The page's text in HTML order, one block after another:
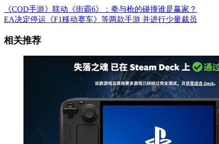
《COD手游》联动《街霸6》：拳与枪的碰撞谁是赢家？
EA决定停运《F1移动赛车》等两款手游 并进行少量裁员
相关推荐